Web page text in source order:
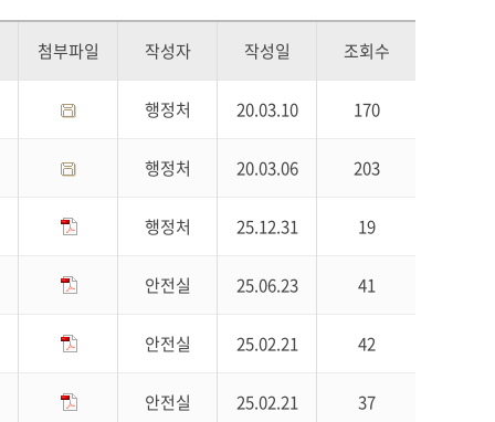
첨부파일 작성자 작성일 조회수
행정처 20.03.10 170
행정처 20.03.06 203
행정처 25.12.31 19
안전실 25.06.23 41
안전실 25.02.21 42
안전실 25.02.21 37